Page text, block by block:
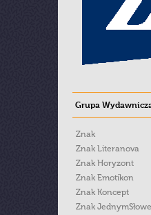
Grupa
Znak
Znak Literanova
Znak Horyzont
Znak Emotikon
Znak Koncept
Znak